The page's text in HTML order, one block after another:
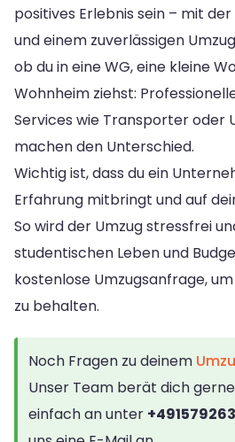
positives Erlebnis sein – mit
und einem zuverlässigen
ob du in eine WG, eine kleine
Wohnheim ziehst:
Services wie Transporter oder
machen den Unterschied.
Wichtig ist, dass du ein
Erfahrung mitbringt und auf
So wird der Umzug stressfrei
studentischen Leben und
kostenlose Umzugsanfrage,
zu behalten.
Noch Fragen zu deinem
Unser Team berät dich
einfach an unter